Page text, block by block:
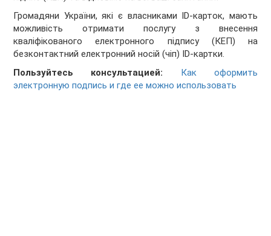
Громадяни України, які є власниками ID-карток, мають
можливість отримати послугу з внесення
кваліфікованого електронного підпису (КЕП) на
безконтактний електронний носій (чіп) ID-картки.
Пользуйтесь консультацией:
Как оформить
электронную подпись и где ее можно использовать